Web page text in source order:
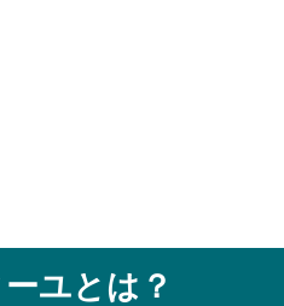
ユとは？